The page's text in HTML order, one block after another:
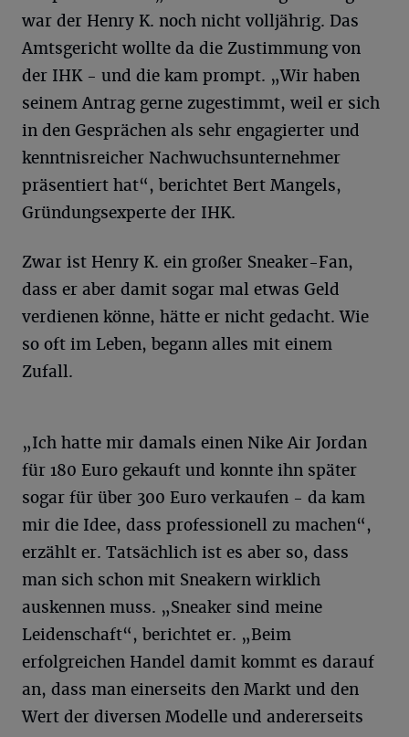
war der Henry K. noch nicht volljährig. Das
Amtsgericht wollte da die Zustimmung von
der IHK - und die kam prompt. „Wir haben
seinem Antrag gerne zugestimmt, weil er sich
in den Gesprächen als sehr engagierter und
kenntnisreicher Nachwuchsunternehmer
präsentiert hat“, berichtet Bert Mangels,
Gründungsexperte der IHK.
Zwar ist Henry K. ein großer Sneaker-Fan,
dass er aber damit sogar mal etwas Geld
verdienen könne, hätte er nicht gedacht. Wie
so oft im Leben, begann alles mit einem
Zufall.
„Ich hatte mir damals einen Nike Air Jordan
für 180 Euro gekauft und konnte ihn später
sogar für über 300 Euro verkaufen - da kam
mir die Idee, dass professionell zu machen“,
erzählt er. Tatsächlich ist es aber so, dass
man sich schon mit Sneakern wirklich
auskennen muss. „Sneaker sind meine
Leidenschaft“, berichtet er. „Beim
erfolgreichen Handel damit kommt es darauf
an, dass man einerseits den Markt und den
Wert der diversen Modelle und andererseits